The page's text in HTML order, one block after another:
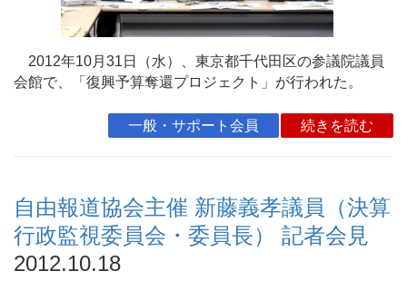
2012年10月31日（水）、東京都千代田区の参議院議員
会館で、「復興予算奪還プロジェクト」が行われた。
一般・サポート会員 続きを読む
自由報道協会主催 新藤義孝議員（決算
行政監視委員会・委員長） 記者会見
2012.10.18